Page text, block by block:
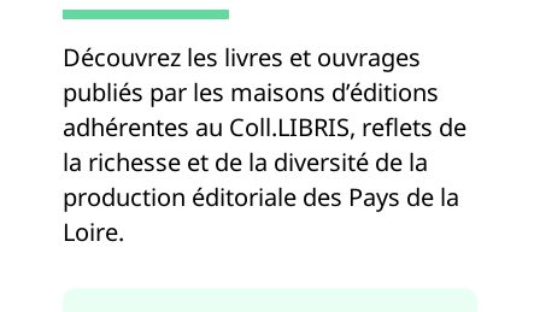
Découvrez les livres et ouvrages
publiés par les maisons d’éditions
adhérentes au Coll.LIBRIS, reflets de
la richesse et de la diversité de la
production éditoriale des Pays de la
Loire.